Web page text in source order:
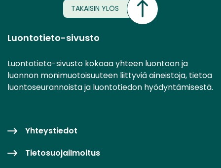
TAKAISIN YLÖS
Luontotieto-sivusto
Luontotieto-sivusto kokoaa yhteen luontoon ja
luonnon monimuotoisuuteen liittyviä aineistoja, tietoa
luontoseurannoista ja luontotiedon hyödyntämisestä.
Yhteystiedot
Tietosuojailmoitus